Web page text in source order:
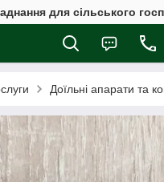
для сільського
Доїльні апарати та